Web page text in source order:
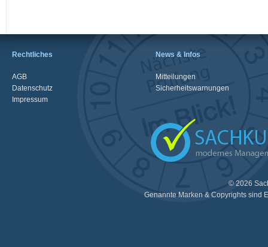
Rechtliches
AGB
Datenschutz
Impressum
News & Infos
Mitteilungen
Sicherheitswarnungen
© 2026
Genannte Marken & Copyrights sind